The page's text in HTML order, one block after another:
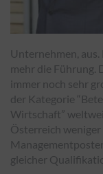
Unternehmen,
mehr die Führung.
immer noch sehr
der Kategorie
Wirtschaft”
Österreich
gleicher